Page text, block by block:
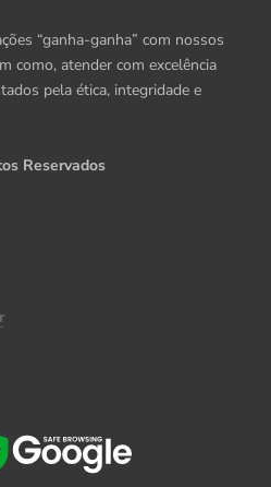
“ganha-ganha” com nossos
como, atender com excelência
pela ética, integridade e
Reservados